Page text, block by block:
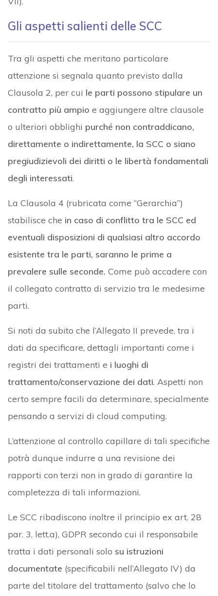
Gli aspetti salienti delle SCC
Tra gli aspetti che meritano particolare
attenzione si segnala quanto previsto dalla
Clausola 2, per cui le parti possono stipulare un
contratto più ampio e aggiungere altre clausole
o ulteriori obblighi purché non contraddicano,
direttamente o indirettamente, la SCC o siano
pregiudizievoli dei diritti o le libertà fondamentali
degli interessati.
La Clausola 4 (rubricata come “Gerarchia”)
stabilisce che in caso di conflitto tra le SCC ed
eventuali disposizioni di qualsiasi altro accordo
esistente tra le parti, saranno le prime a
prevalere sulle seconde. Come può accadere con
il collegato contratto di servizio tra le medesime
parti.
Si noti da subito che l’Allegato II prevede, tra i
dati da specificare, dettagli importanti come i
registri dei trattamenti e i luoghi di
trattamento/conservazione dei dati. Aspetti non
certo sempre facili da determinare, specialmente
pensando a servizi di cloud computing.
L’attenzione al controllo capillare di tali specifiche
potrà dunque indurre a una revisione dei
rapporti con terzi non in grado di garantire la
completezza di tali informazioni.
Le SCC ribadiscono inoltre il principio ex art. 28
par. 3, lett.a), GDPR secondo cui il responsabile
tratta i dati personali solo su istruzioni
documentate (specificabili nell’Allegato IV) da
parte del titolare del trattamento (salvo che lo